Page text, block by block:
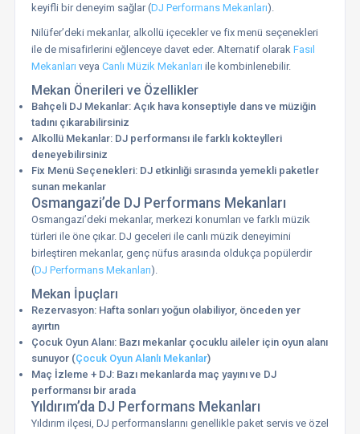
keyifli bir deneyim sağlar (DJ Performans Mekanları).
Nilüfer’deki mekanlar, alkollü içecekler ve fix menü seçenekleri
ile de misafirlerini eğlenceye davet eder. Alternatif olarak Fasıl
Mekanları veya Canlı Müzik Mekanları ile kombinlenebilir.
Mekan Önerileri ve Özellikler
Bahçeli DJ Mekanlar: Açık hava konseptiyle dans ve müziğin
tadını çıkarabilirsiniz
Alkollü Mekanlar: DJ performansı ile farklı kokteylleri
deneyebilirsiniz
Fix Menü Seçenekleri: DJ etkinliği sırasında yemekli paketler
sunan mekanlar
Osmangazi’de DJ Performans Mekanları
Osmangazi’deki mekanlar, merkezi konumları ve farklı müzik
türleri ile öne çıkar. DJ geceleri ile canlı müzik deneyimini
birleştiren mekanlar, genç nüfus arasında oldukça popülerdir
(DJ Performans Mekanları).
Mekan İpuçları
Rezervasyon: Hafta sonları yoğun olabiliyor, önceden yer
ayırtın
Çocuk Oyun Alanı: Bazı mekanlar çocuklu aileler için oyun alanı
sunuyor (Çocuk Oyun Alanlı Mekanlar)
Maç İzleme + DJ: Bazı mekanlarda maç yayını ve DJ
performansı bir arada
Yıldırım’da DJ Performans Mekanları
Yıldırım ilçesi, DJ performanslarını genellikle paket servis ve özel